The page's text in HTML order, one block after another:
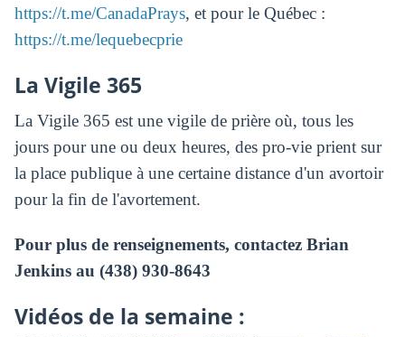
https://t.me/CanadaPrays, et pour le Québec :
https://t.me/lequebecprie
La Vigile 365
La Vigile 365 est une vigile de prière où, tous les
jours pour une ou deux heures, des pro-vie prient sur
la place publique à une certaine distance d'un avortoir
pour la fin de l'avortement.
Pour plus de renseignements, contactez Brian
Jenkins au (438) 930-8643
Vidéos de la semaine :